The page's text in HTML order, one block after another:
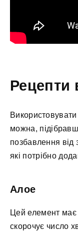
Рецепти
можна,
позбавлення від
які потрібно
Алое
Цей елемент має
скорочує число